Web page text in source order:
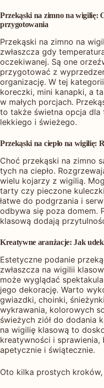
Przekąski na zimno na wigilię:
przygotowania
Przekąski na zimno na
zwłaszcza gdy
oczekiwanej. Są one
przygotować z
organizację. W tej
koreczki, mini kanapki, a
w małych porcjach.
to także świetna opcja
lekkiego i świeżego.
Przekąski na ciepło na wigilię:
Choć przekąski na zimno
tych na ciepło.
wielu kojarzy z wigilią.
tarty czy pieczone
łatwe do podgrzania i
odbywa się poza domem.
klasową dodają
Kreatywne aranżacje: Jak
Estetyczne podanie
zwłaszcza na wigilii
może wyglądać
jego dekorację. Warto
gwiazdki, choinki,
wykrawania, kolorowych
świeżych ziół do dodania
na wigilię klasową to
kreatywności i sprawienia,
apetycznie i świątecznie.
Oto kilka prostych